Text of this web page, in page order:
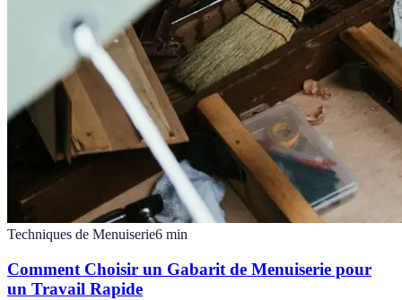
Techniques de Menuiserie6 min
Comment Choisir un Gabarit de Menuiserie pour
un Travail Rapide